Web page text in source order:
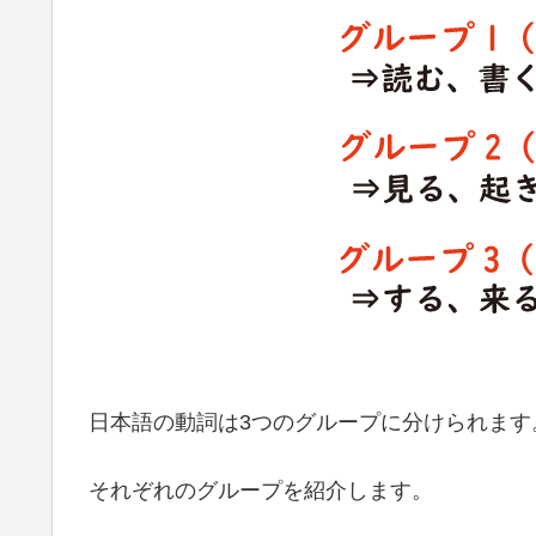
日本語の動詞は3つのグループに分けられます
それぞれのグループを紹介します。